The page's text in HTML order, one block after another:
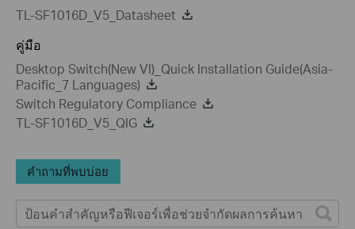
TL-SF1016D_V5_Datasheet
คู่มือ
Desktop Switch(New VI)_Quick Installation Guide(Asia-
Pacific_7 Languages)
Switch Regulatory Compliance
TL-SF1016D_V5_QIG
คำถามที่พบบ่อย